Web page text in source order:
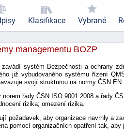
managementu BOZP
systém Bezpečnosti a ochrany
již vybudovaného systému řízení
svojí strukturou na normy ČSN
norem řady ČSN ISO 9001:2008 a řady
rizika; omezení rizika.
požadavek, aby organizace navrhly a
pomocí organizačních opatření tak,
Klasifikace Vybrané